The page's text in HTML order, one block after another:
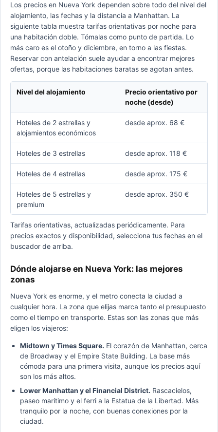
Los precios en Nueva York dependen sobre todo del nivel del
alojamiento, las fechas y la distancia a Manhattan. La
siguiente tabla muestra tarifas orientativas por noche para
una habitación doble. Tómalas como punto de partida. Lo
más caro es el otoño y diciembre, en torno a las fiestas.
Reservar con antelación suele ayudar a encontrar mejores
ofertas, porque las habitaciones baratas se agotan antes.
Nivel del alojamiento
Precio orientativo por
noche (desde)
Hoteles de 2 estrellas y
alojamientos económicos
desde aprox. 68 €
Hoteles de 3 estrellas desde aprox. 118 €
Hoteles de 4 estrellas desde aprox. 175 €
Hoteles de 5 estrellas y
premium
desde aprox. 350 €
Tarifas orientativas, actualizadas periódicamente. Para
precios exactos y disponibilidad, selecciona tus fechas en el
buscador de arriba.
Dónde alojarse en Nueva York: las mejores
zonas
Nueva York es enorme, y el metro conecta la ciudad a
cualquier hora. La zona que elijas marca tanto el presupuesto
como el tiempo en transporte. Estas son las zonas que más
eligen los viajeros:
Midtown y Times Square. El corazón de Manhattan, cerca
de Broadway y el Empire State Building. La base más
cómoda para una primera visita, aunque los precios aquí
son los más altos.
Lower Manhattan y el Financial District. Rascacielos,
paseo marítimo y el ferri a la Estatua de la Libertad. Más
tranquilo por la noche, con buenas conexiones por la
ciudad.